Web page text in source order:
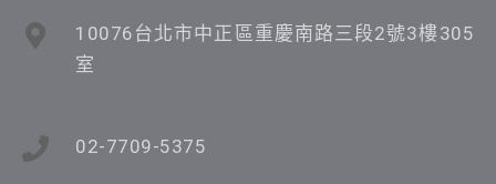
10076台北市中正區重慶南路三段2號3樓305
室
02-7709-5375